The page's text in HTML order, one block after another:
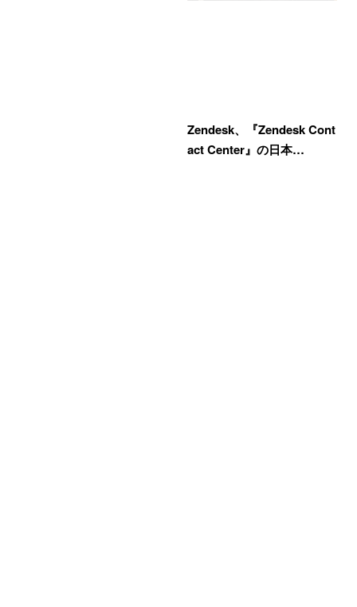
Zendesk、『Zendesk Cont
act Center』の日本…